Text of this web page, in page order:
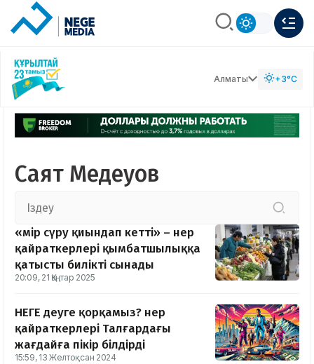
Алматы +3°C
Саят Медеуов
«Өмір сүру қиындап кетті» – Өнер
қайраткерлері қымбатшылыққа
қатысты билікті сынады
20:09, 21 Қаңтар 2025
НЕГЕ деуге қорқамыз? Өнер
қайраткерлері Талғардағы
жағдайға пікір білдірді
15:59, 13 Желтоқсан 2024